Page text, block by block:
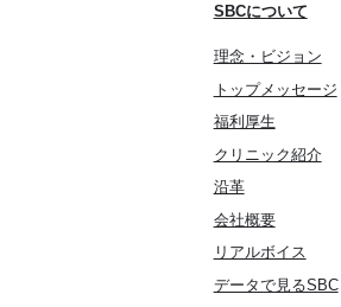
SBCについて
理念・ビジョン
トップメッセージ
福利厚生
クリニック紹介
沿革
会社概要
リアルボイス
データで見るSBC